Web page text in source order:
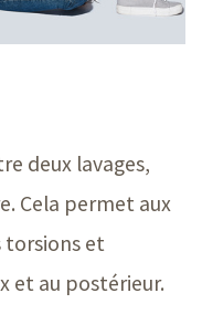
deux lavages,
Cela permet aux
torsions et
et au postérieur.